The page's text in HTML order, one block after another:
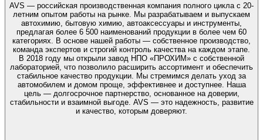
AVS — российская производственная компания полного цикла с 20-
летним опытом работы на рынке. Мы разрабатываем и выпускаем
автохимию, бытовую химию, автоаксессуары и инструменты,
предлагая более 6 500 наименований продукции в более чем 60
категориях. В основе нашей работы — собственное производство,
команда экспертов и строгий контроль качества на каждом этапе.
В 2018 году мы открыли завод НПО «ПРОХИМ» с собственной
лабораторией, что позволило расширить ассортимент и обеспечить
стабильное качество продукции. Мы стремимся делать уход за
автомобилем и домом проще, эффективнее и доступнее. Наша
цель — долгосрочное партнерство, основанное на доверии,
стабильности и взаимной выгоде. AVS — это надежность, развитие
и качество, которым доверяют.